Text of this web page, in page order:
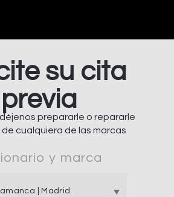
su cita
previa
prepararle o repararle
de cualquiera de las marcas
y marca